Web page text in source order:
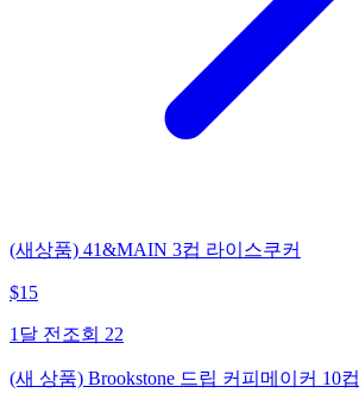
(새상품) 41&MAIN 3컵 라이스쿠커
$15
1달 전 조회 22
(새 상품) Brookstone 드립 커피메이커 10컵